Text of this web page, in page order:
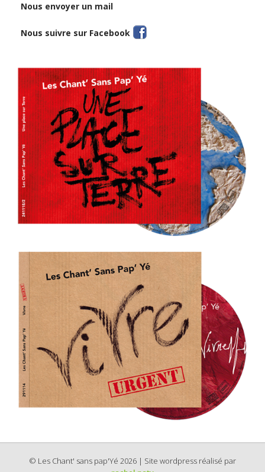
Nous envoyer un mail
Nous suivre sur Facebook
© Les Chant' sans pap'Yé 2026 | Site wordpress réalisé par